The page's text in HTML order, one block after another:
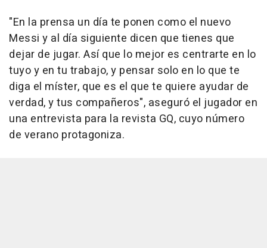
"En la prensa un día te ponen como el nuevo
Messi y al día siguiente dicen que tienes que
dejar de jugar. Así que lo mejor es centrarte en lo
tuyo y en tu trabajo, y pensar solo en lo que te
diga el míster, que es el que te quiere ayudar de
verdad, y tus compañeros", aseguró el jugador en
una entrevista para la revista GQ, cuyo número
de verano protagoniza.